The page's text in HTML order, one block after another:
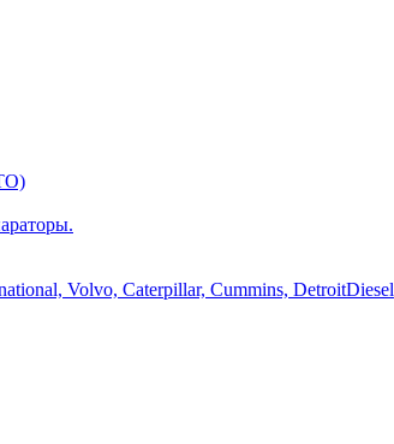
Volvo, Caterpillar, Cummins, DetroitDiesel